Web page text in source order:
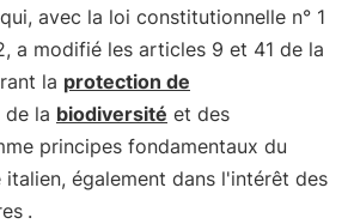
avec la loi constitutionnelle n° 1
a modifié les articles 9 et 41 de la
la protection de
de la biodiversité et des
principes fondamentaux du
italien, également dans l'intérêt des
.